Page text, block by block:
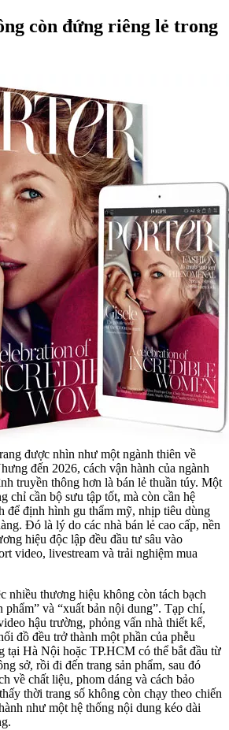
còn đứng riêng lẻ trong
được nhìn như một ngành thiên về
đến 2026, cách vận hành của ngành
truyền thông hơn là bán lẻ thuần túy. Một
chỉ cần bộ sưu tập tốt, mà còn cần hệ
để định hình gu thẩm mỹ, nhịp tiêu dùng
Đó là lý do các nhà bán lẻ cao cấp, nền
hiệu độc lập đều đầu tư sâu vào
video, livestream và trải nghiệm mua
nhiều thương hiệu không còn tách bạch
phẩm” và “xuất bản nội dung”. Tạp chí,
hậu trường, phỏng vấn nhà thiết kế,
đồ đều trở thành một phần của phễu
tại Hà Nội hoặc TP.HCM có thể bắt đầu từ
sở, rồi đi đến trang sản phẩm, sau đó
về chất liệu, phom dáng và cách bảo
thời trang số không còn chạy theo chiến
như một hệ thống nội dung kéo dài